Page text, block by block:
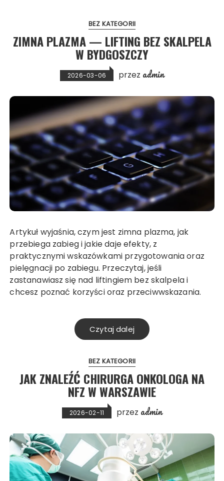
BEZ KATEGORII
ZIMNA PLAZMA — LIFTING BEZ SKALPELA
W BYDGOSZCZY
2026-03-06 przez admin
Artykuł wyjaśnia, czym jest zimna plazma, jak
przebiega zabieg i jakie daje efekty, z
praktycznymi wskazówkami przygotowania oraz
pielęgnacji po zabiegu. Przeczytaj, jeśli
zastanawiasz się nad liftingiem bez skalpela i
chcesz poznać korzyści oraz przeciwwskazania.
Czytaj dalej
BEZ KATEGORII
JAK ZNALEŹĆ CHIRURGA ONKOLOGA NA
NFZ W WARSZAWIE
2026-02-11 przez admin